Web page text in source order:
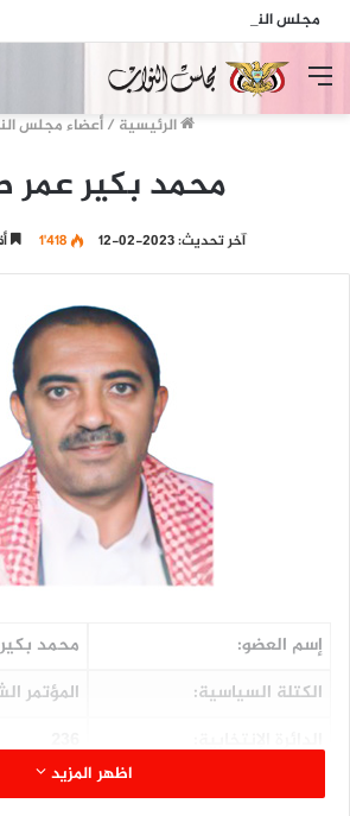
القائمة
الرئيسية / أعضاء مجلس
محمد بكير عمر
آخر تحديث: 2023-02-12 1٬418
إسم العضو:
محمد
الكتلة السياسية:
المؤتمر
المحويت
اظهر المزيد